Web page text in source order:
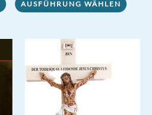
AUSFÜHRUNG WÄHLEN
Produkt
mehrere
auf.
Optionen